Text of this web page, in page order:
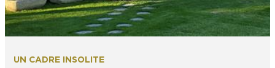
#CHAMPAGNE DAY
CHAMPAGNE, LABELLISÉ VIGNOBLES &
L’OFFICE DE TOURISME EPERNAY EN
CHAMPAGNE
ACTIVITÉS POUR LES ENFANTS À
EPERNAY ET AUTOUR D’EPERNAY
QUE FAIRE À EPERNAY EN CHAMPAGNE
UN CADRE INSOLITE